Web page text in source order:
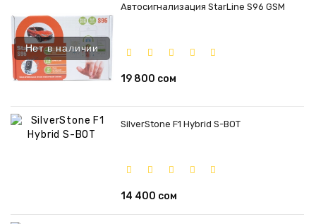
Нет в наличии
Автосигнализация StarLine S96 GSM
19 800 сом
SilverStone F1 Hybrid S-BOT
14 400 сом